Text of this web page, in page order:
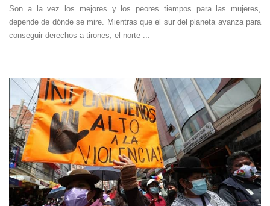
Son a la vez los mejores y los peores tiempos para las mujeres,
depende de dónde se mire. Mientras que el sur del planeta avanza para
conseguir derechos a tirones, el norte ...